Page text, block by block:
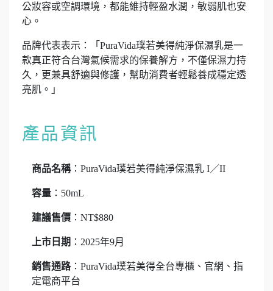
公妝容或空調環境，都能維持輕盈水潤，敏弱肌也安
心。
品牌代表表示：「PuraVida璞若美得純淨保濕乳是一
款真正符合台灣氣候需求的保養解方，不僅保濕力持
久，更兼具舒適與修護，幫助消費者輕鬆養成穩定透
亮肌。」
產品資訊
商品名稱：PuraVida璞若美得純淨保濕乳 I／II
容量：50mL
建議售價：NT$880
上市日期 ：2025年9月
銷售通路：PuraVida璞若美得全台專櫃、官網、指
定電商平台